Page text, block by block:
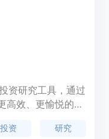
资研究工具，通过
高效、更愉悦的解
分析、风险价值分
投资 研究